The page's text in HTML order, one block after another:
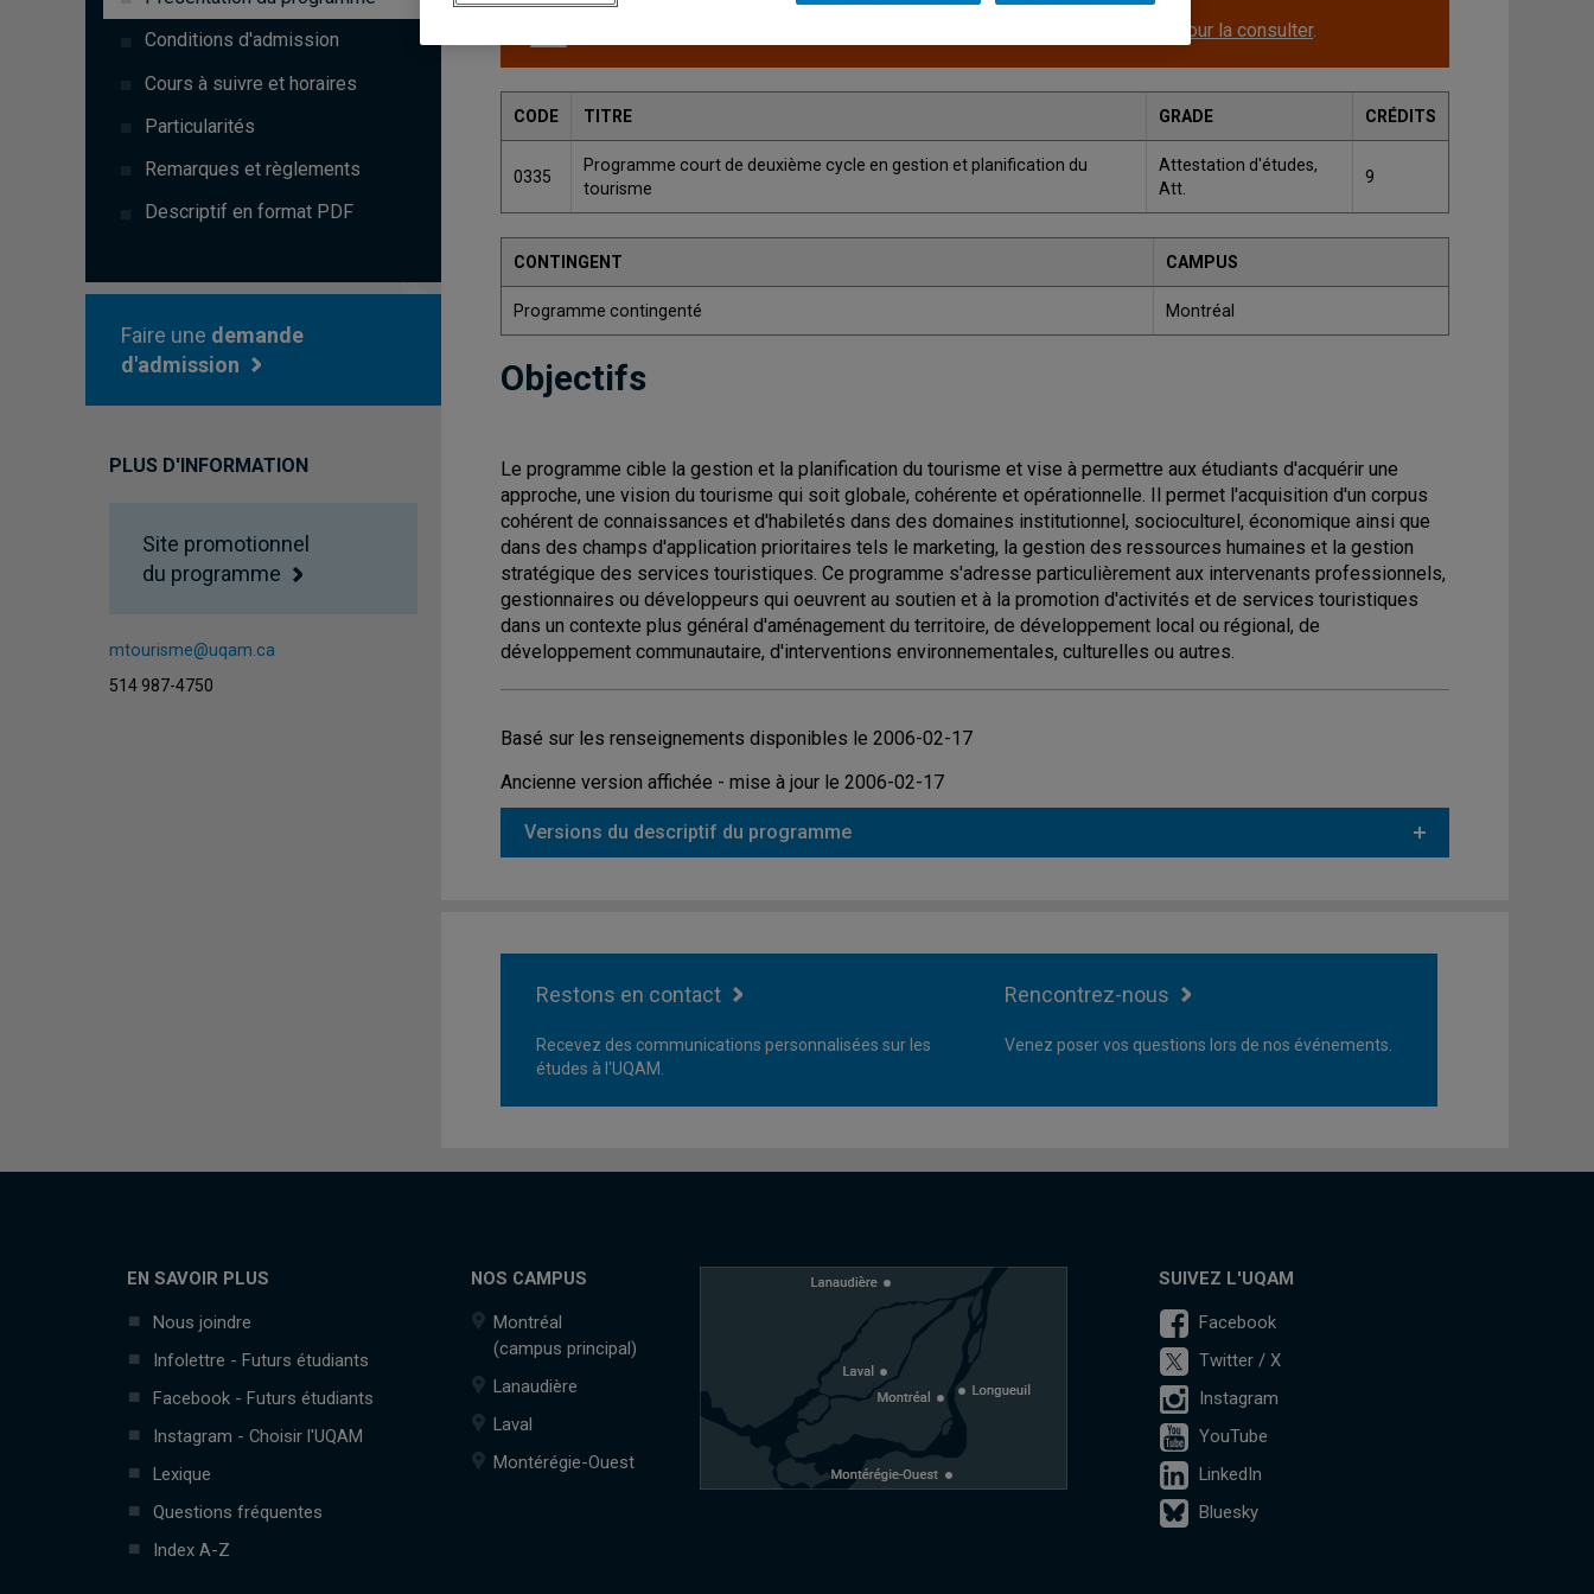
Conditions d'admission
Cours à suivre et horaires
Particularités
Remarques et règlements
Descriptif en format PDF
Faire une demande
d'admission
PLUS D'INFORMATION
Site promotionnel
du programme
mtourisme@uqam.ca
514 987-4750
Cliquez ici pour la consulter.
CODE TITRE GRADE CRÉDITS
0335
Programme court de deuxième cycle en gestion et planification du
tourisme
Attestation d'études,
Att.
9
CONTINGENT CAMPUS
Programme contingenté Montréal
Objectifs
Le programme cible la gestion et la planification du tourisme et vise à permettre aux étudiants d'acquérir une
approche, une vision du tourisme qui soit globale, cohérente et opérationnelle. Il permet l'acquisition d'un corpus
cohérent de connaissances et d'habiletés dans des domaines institutionnel, socioculturel, économique ainsi que
dans des champs d'application prioritaires tels le marketing, la gestion des ressources humaines et la gestion
stratégique des services touristiques. Ce programme s'adresse particulièrement aux intervenants professionnels,
gestionnaires ou développeurs qui oeuvrent au soutien et à la promotion d'activités et de services touristiques
dans un contexte plus général d'aménagement du territoire, de développement local ou régional, de
développement communautaire, d'interventions environnementales, culturelles ou autres.
Basé sur les renseignements disponibles le 2006-02-17
Ancienne version affichée - mise à jour le 2006-02-17
Versions du descriptif du programme
Restons en contact
Recevez des communications personnalisées sur les
études à l'UQAM.
Rencontrez-nous
Venez poser vos questions lors de nos événements.
EN SAVOIR PLUS
Nous joindre
Infolettre - Futurs étudiants
Facebook - Futurs étudiants
Instagram - Choisir l'UQAM
Lexique
Questions fréquentes
Index A-Z
NOS CAMPUS
Montréal
(campus principal)
Lanaudière
Laval
Montérégie-Ouest
SUIVEZ L'UQAM
Facebook
Twitter / X
Instagram
YouTube
LinkedIn
Bluesky